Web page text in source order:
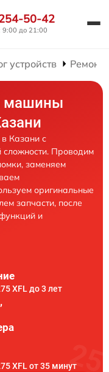
50-42
9:00 до 21:00
устройств Ремонт
машины
Казани с
сложности. Проводим
заменяем
оригинальные
запчасти, после
и
XFL до 3 лет
XFL от 35 минут